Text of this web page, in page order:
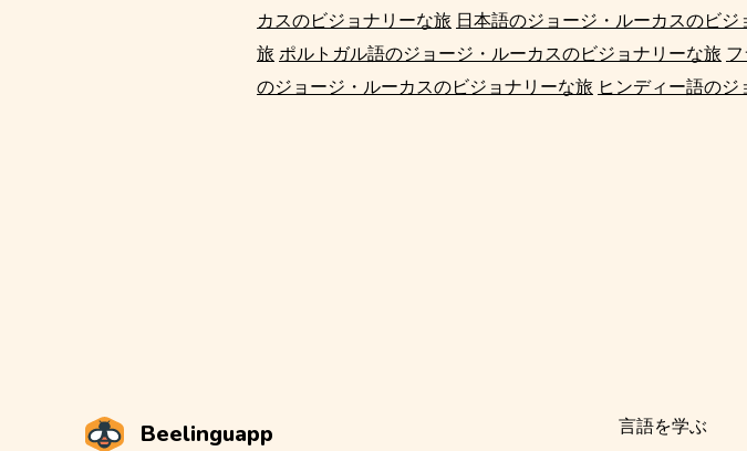
カスのビジョナリーな旅 日本語のジョージ・ルーカスのビジ
旅 ポルトガル語のジョージ・ルーカスのビジョナリーな旅
のジョージ・ルーカスのビジョナリーな旅 ヒンディー語の
Beelinguapp 言語を学ぶ